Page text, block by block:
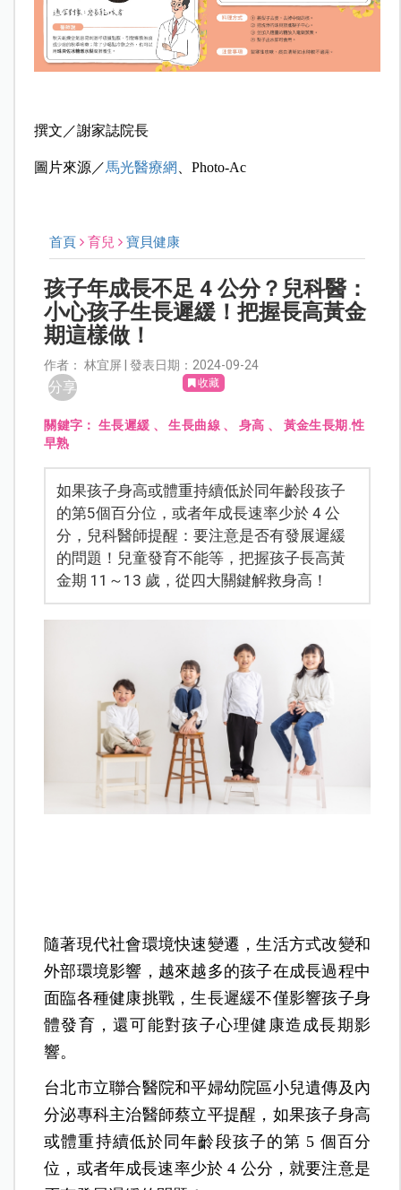
撰文／謝家誌院長
圖片來源／馬光醫療網 、Photo-Ac
首頁 育兒 寶貝健康
孩子年成長不足 4 公分？兒科醫：
小心孩子生長遲緩！把握長高黃金
期這樣做！
作者： 林宜屏 | 發表日期：2024-09-24
分享 收藏
關鍵字： 生長遲緩 、生長曲線、 身高 、 黃金生長期.性
早熟
如果孩子身高或體重持續低於同年齡段孩子
的第5個百分位，或者年成長速率少於 4 公
分，兒科醫師提醒：要注意是否有發展遲緩
的問題！兒童發育不能等，把握孩子長高黃
金期 11～13 歲，從四大關鍵解救身高！
隨著現代社會環境快速變遷，生活方式改變和
外部環境影響，越來越多的孩子在成長過程中
面臨各種健康挑戰，生長遲緩不僅影響孩子身
體發育，還可能對孩子心理健康造成長期影
響。
台北市立聯合醫院和平婦幼院區小兒遺傳及內
分泌專科主治醫師蔡立平提醒，如果孩子身高
或體重持續低於同年齡段孩子的第 5 個百分
位，或者年成長速率少於 4 公分，就要注意是